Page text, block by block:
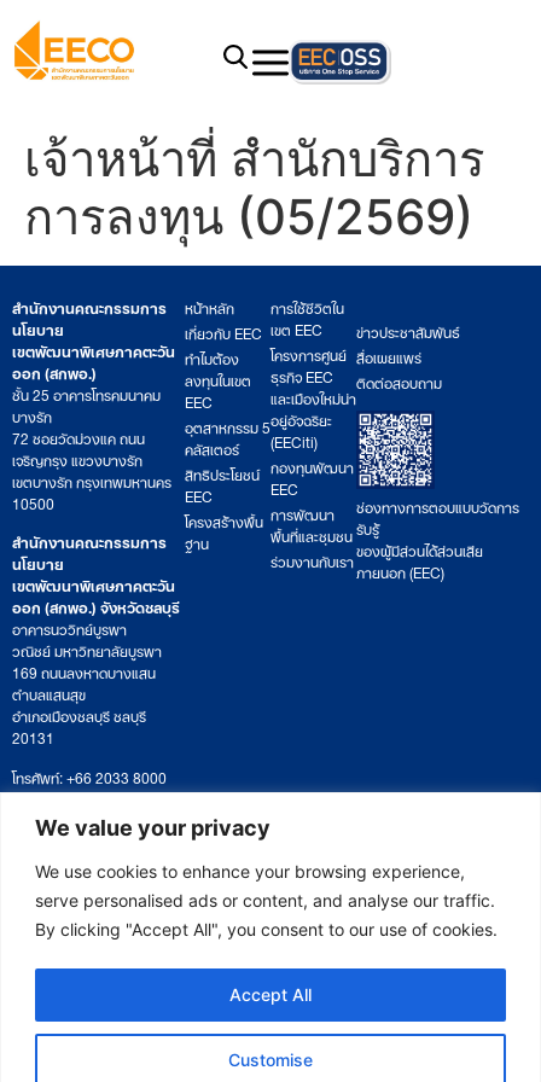
We value your privacy
We use cookies to enhance your browsing experience,
serve personalised ads or content, and analyse our traffic.
By clicking "Accept All", you consent to our use of cookies.
Customise
Accept All
เจ้าหน้าที่ สำนักบริการ
การลงทุน (05/2569)
สำนักงานคณะกรรมการ
นโยบาย
เขตพัฒนาพิเศษภาคตะวัน
ออก (สกพอ.)
ชั้น 25 อาคารโทรคมนาคม
บางรัก
72 ซอยวัดม่วงแค ถนน
เจริญกรุง แขวงบางรัก
เขตบางรัก กรุงเทพมหานคร
10500
สำนักงานคณะกรรมการ
นโยบาย
เขตพัฒนาพิเศษภาคตะวัน
ออก (สกพอ.) จังหวัดชลบุรี
อาคารนววิทย์บูรพา
วณิชย์ มหาวิทยาลัยบูรพา
169 ถนนลงหาดบางแสน
ตำบลแสนสุข
อำเภอเมืองชลบุรี ชลบุรี
20131
โทรศัพท์: +66 2033 8000
เวลาทำการ: จันทร์ – ศุกร์
09:00 – 17:00 น.
ติดตามหนังสือหรือยื่นเอกสาร
saraban@eeco.or.th
หน้าหลัก
เกี่ยวกับ EEC
ทำไมต้อง
ลงทุนในเขต
EEC
อุตสาหกรรม 5
คลัสเตอร์
สิทธิประโยชน์
EEC
โครงสร้างพื้น
ฐาน
การใช้ชีวิตใน
เขต EEC
โครงการศูนย์
ธุรกิจ EEC
และเมืองใหม่น่า
อยู่อัจฉริยะ
(EECiti)
กองทุนพัฒนา
EEC
การพัฒนา
พื้นที่และชุมชน
ร่วมงานกับเรา
ข่าวประชาสัมพันธ์
สื่อเผยแพร่
ติดต่อสอบถาม
ช่องทางการตอบแบบวัดการ
รับรู้
ของผู้มีส่วนได้ส่วนเสีย
ภายนอก (EEC)
Copyright © 2025 Eastern Economic Corridor Office (EECO)